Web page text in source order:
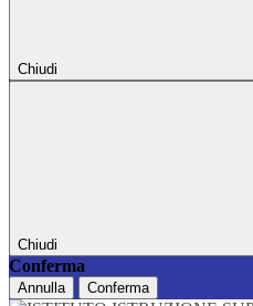
Chiudi
Chiudi
Conferma
Annulla Conferma